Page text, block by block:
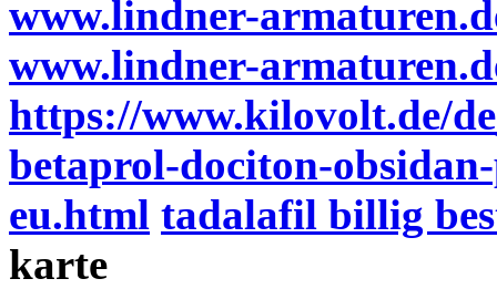
www.lindner-
www.lindner-
https://www.kilovolt.de/
betaprol-dociton-
eu.html tadalafil billig
karte